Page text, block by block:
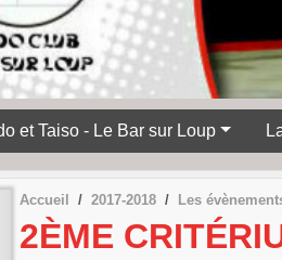
Judo et Taiso - Le Bar sur Loup
Accueil 2017-2018 Les
2ÈME